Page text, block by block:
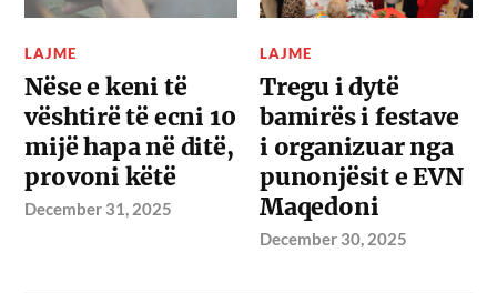
LAJME
Nëse e keni të
vështirë të ecni 10
mijë hapa në ditë,
provoni këtë
December 31, 2025
LAJME
Tregu i dytë
bamirës i festave
i organizuar nga
punonjësit e EVN
Maqedoni
December 30, 2025